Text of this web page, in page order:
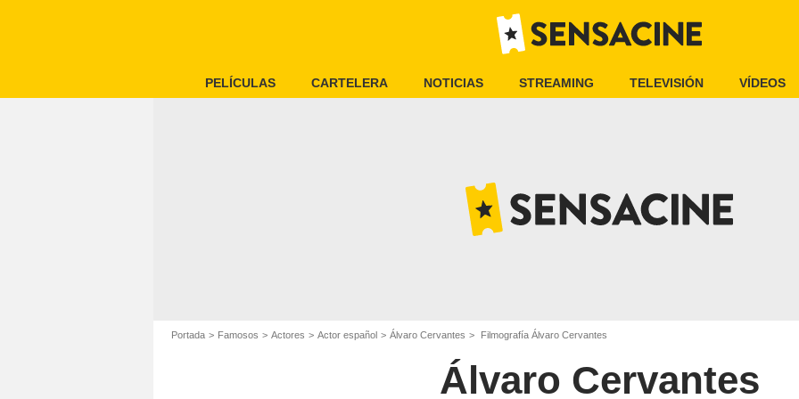
PELÍCULAS CARTELERA NOTICIAS STREAMING TELEVISIÓN VÍDEOS
Portada Famosos Actores Actor español Álvaro Cervantes Filmografía Álvaro Cervantes
Álvaro Cervantes